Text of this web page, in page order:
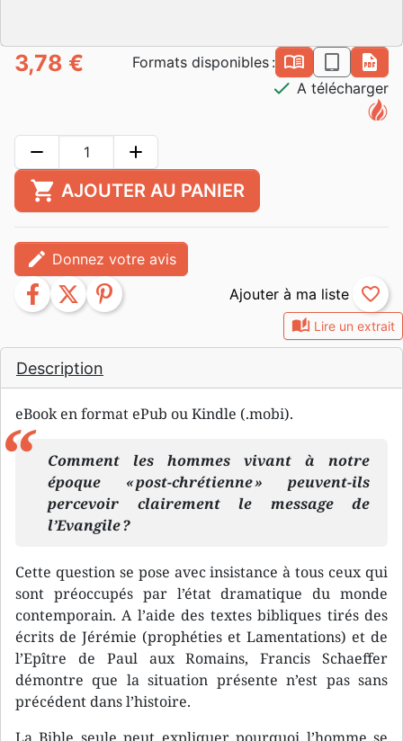
auto_stories Lire un extrait
Description
eBook en format ePub ou Kindle (.mobi).
Comment les hommes vivant à notre
époque « post-chrétienne » peuvent-ils
percevoir clairement le message de
l’Evangile ?
Cette question se pose avec insistance à tous ceux qui
sont préoccupés par l’état dramatique du monde
contemporain. A l’aide des textes bibliques tirés des
écrits de Jérémie (prophéties et Lamentations) et de
l’Epître de Paul aux Romains, Francis Schaeffer
démontre que la situation présente n’est pas sans
précédent dans l’histoire.
3,78 € Formats disponibles : book_open epub
pdf
check A télécharger
remove add
shopping_cart AJOUTER AU PANIER
edit Donnez votre avis
facebook twitter pinterest favorite_border